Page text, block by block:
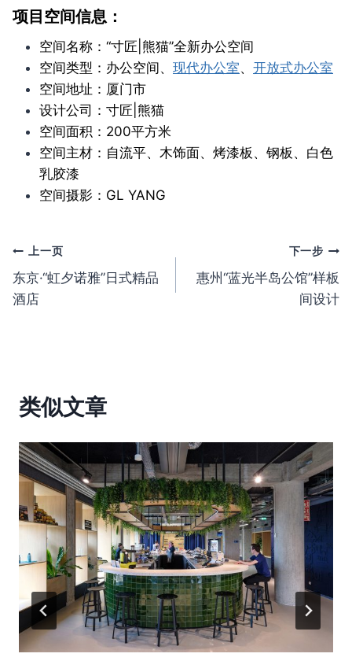
项目空间信息：
空间名称：“寸匠|熊猫”全新办公空间
空间类型：办公空间、 现代办公室、 开放式办公室
空间地址：厦门市
设计公司：寸匠|熊猫
空间面积：200平方米
空间主材：自流平、木饰面、烤漆板、钢板、白色
乳胶漆
空间摄影：GL YANG
文
章
上一页
东京·“虹夕诺雅”日式精品
酒店
下一步
惠州“蓝光半岛公馆”样板
间设计
类似文章